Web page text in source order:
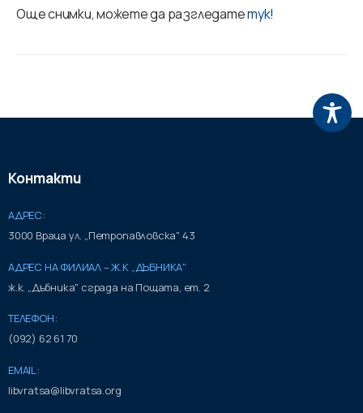
Още снимки, можете да разгледатетук!
Контакти
АДРЕС:
3000 Враца ул. „Петропавловска" 43
АДРЕС НА ФИЛИАЛ – Ж.К „ДЪБНИКА"
ж.к. „Дъбника" сграда на Пощата, ет. 2
ТЕЛЕФОН:
(092) 62 61 70
EMAIL:
libvratsa@libvratsa.org